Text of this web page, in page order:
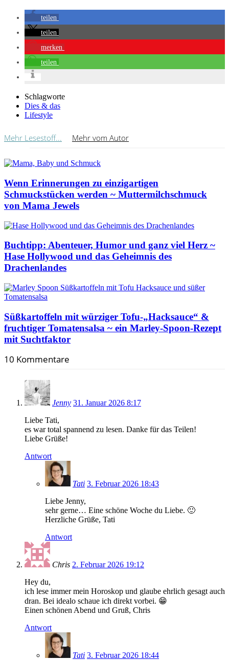
teilen
teilen
merken
teilen
Schlagworte
Dies & das
Lifestyle
Mehr Lesestoff... Mehr vom Autor
Wenn Erinnerungen zu einzigartigen
Schmuckstücken werden ~ Muttermilchschmuck
von Mama Jewels
Buchtipp: Abenteuer, Humor und ganz viel Herz ~
Hase Hollywood und das Geheimnis des
Drachenlandes
Süßkartoffeln mit würziger Tofu-„Hacksauce“ &
fruchtiger Tomatensalsa ~ ein Marley-Spoon-Rezept
mit Suchtfaktor
10 Kommentare
Jenny 31. Januar 2026 8:17
Liebe Tati,
es war total spannend zu lesen. Danke für das Teilen!
Liebe Grüße!
Antwort
Tati 3. Februar 2026 18:43
Liebe Jenny,
sehr gerne… Eine schöne Woche du Liebe. 🙂
Herzliche Grüße, Tati
Antwort
Chris 2. Februar 2026 19:12
Hey du,
ich lese immer mein Horoskop und glaube ehrlich gesagt auch
dran. Bei idealo schaue ich direkt vorbei. 😁
Einen schönen Abend und Gruß, Chris
Antwort
Tati 3. Februar 2026 18:44